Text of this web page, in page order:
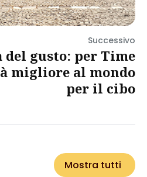
Successivo
gusto: per Time
migliore al mondo
per il cibo
Mostra tutti